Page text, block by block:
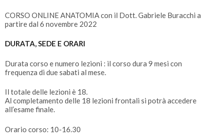
CORSO ONLINE ANATOMIA con il Dott. Gabriele Buracchi a
partire dal 6 novembre 2022
DURATA, SEDE E ORARI
Durata corso e numero lezioni : il corso dura 9 mesi con
frequenza di due sabati al mese.
Il totale delle lezioni è 18.
Al completamento delle 18 lezioni frontali si potrà accedere
all’esame finale.
Orario corso: 10-16.30